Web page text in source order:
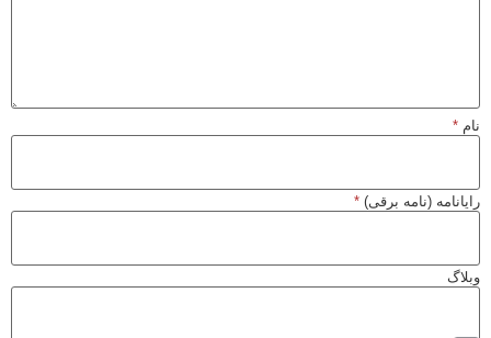
نام*
رایانامه (نامه برقی)*
وبلاگ